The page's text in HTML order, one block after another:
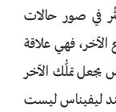
في صور حالات
الآخر، فهي علاقة
يجعل تملُّك الآخر
ليفيناس ليست